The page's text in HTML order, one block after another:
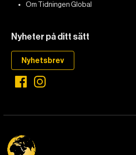
Om Tidningen Global
Nyheter på ditt sätt
Nyhetsbrev